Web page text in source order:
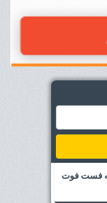
فست فوت